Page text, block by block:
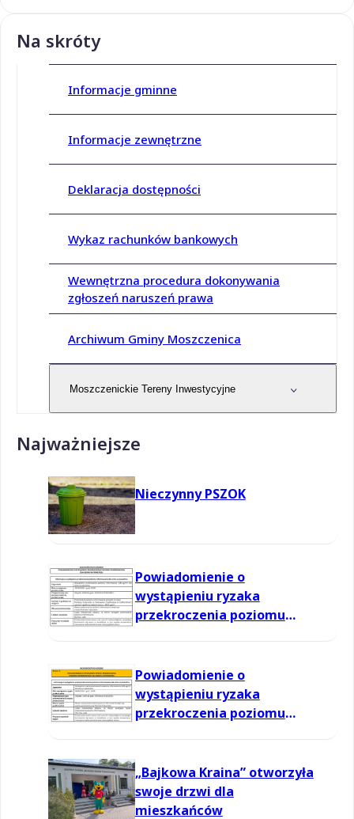
Na skróty
Informacje gminne
Informacje zewnętrzne
Deklaracja dostępności
Wykaz rachunków bankowych
Wewnętrzna procedura dokonywania
zgłoszeń naruszeń prawa
Archiwum Gminy Moszczenica
Moszczenickie Tereny Inwestycyjne
Najważniejsze
Nieczynny PSZOK
Powiadomienie o
wystąpieniu ryzaka
przekroczenia poziomu
Powiadomienie o
wystąpieniu ryzaka
przekroczenia poziomu
„Bajkowa Kraina” otworzyła
swoje drzwi dla
mieszkańców